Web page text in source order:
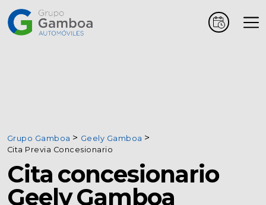
Vehículos
comerciales
Renting
Grupo Gamboa
Geely Gamboa
Cita Previa Concesionario
Cita concesionario
Geely Gamboa